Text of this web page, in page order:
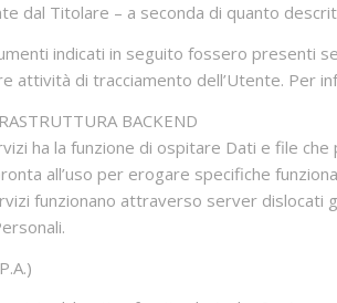
dal Titolare – a seconda di quanto
indicati in seguito fossero presenti
attività di tracciamento dell’Utente. Per
BACKEND
ha la funzione di ospitare Dati e file
all’uso per erogare specifiche
funzionano attraverso server